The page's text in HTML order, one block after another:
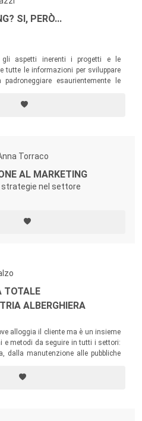
SI, PERÒ...
aspetti inerenti i progetti e le
tutte le informazioni per sviluppare
esaurientemente le
Torraco
AL MARKETING
strategie nel settore
TOTALE
ALBERGHIERA
alloggia il cliente ma è un insieme
e metodi da seguire in tutti i settori:
dalla manutenzione alle pubbliche